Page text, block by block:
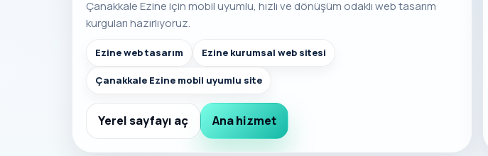
Çanakkale Ezine için mobil uyumlu, hızlı ve dönüşüm odaklı web tasarım
kurguları hazırlıyoruz.
Ezine web tasarım Ezine kurumsal web sitesi
Çanakkale Ezine mobil uyumlu site
Yerel sayfayı aç Ana hizmet